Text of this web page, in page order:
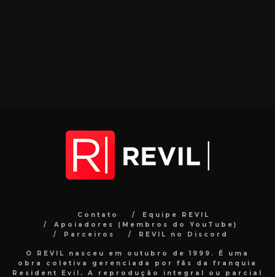
Contato
Equipe REVIL
Apoiadores (Membros do YouTube)
Parceiros
REVIL no Discord
O REVIL nasceu em outubro de 1999. É uma
obra coletiva gerenciada por fãs da franquia
Resident Evil. A reprodução integral ou parcial